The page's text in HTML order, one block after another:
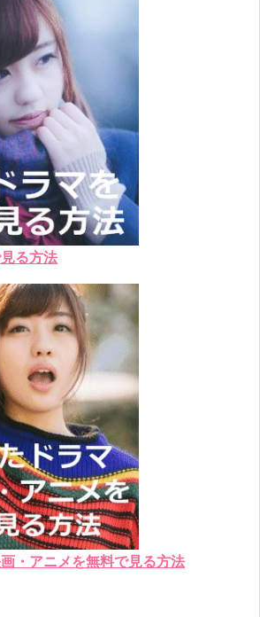
る方法
・アニメを無料で見る方法